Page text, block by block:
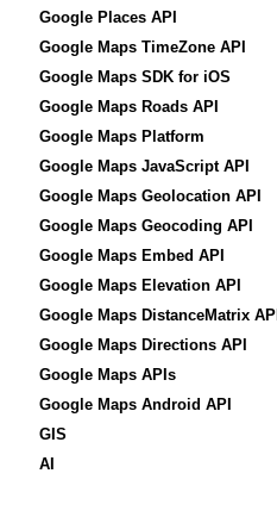
Google Places API
Google Maps TimeZone API
Google Maps SDK for iOS
Google Maps Roads API
Google Maps Platform
Google Maps JavaScript API
Google Maps Geolocation API
Google Maps Geocoding API
Google Maps Embed API
Google Maps Elevation API
Google Maps DistanceMatrix API
Google Maps Directions API
Google Maps APIs
Google Maps Android API
GIS
AI